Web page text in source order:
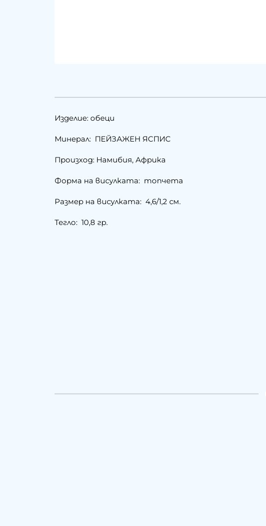
Изделие: обеци
Минерал: ПЕЙЗАЖЕН ЯСПИС
Произход: Намибия, Африка
Форма на висулката: топчета
Размер на висулката: 4,6/1,2 см.
Тегло: 10,8 гр.